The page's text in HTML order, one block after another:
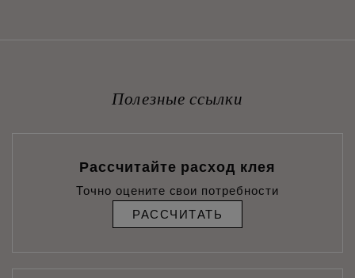
Полезные ссылки
Рассчитайте расход клея
Точно оцените свои потребности
РАССЧИТАТЬ